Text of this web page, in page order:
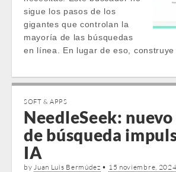
sigue los pasos de los
gigantes que controlan la
mayoría de las búsquedas
en línea. En lugar de eso, construye
SOFT & APPS
NeedleSeek:
de búsqueda
IA
byJuan Luis Bermúdez • 15 noviembre, 2024